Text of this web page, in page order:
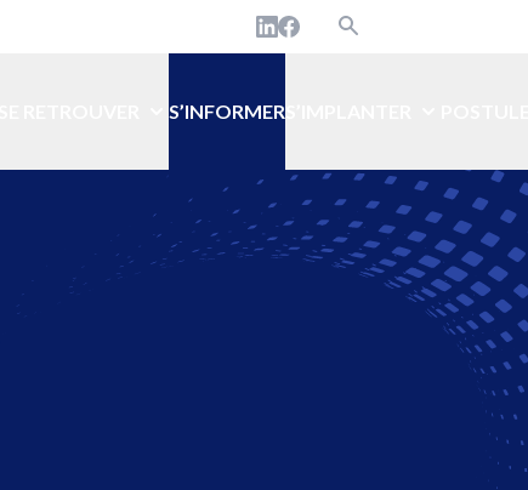
Linkedin
LinkedinRecherche
S’INFORMER